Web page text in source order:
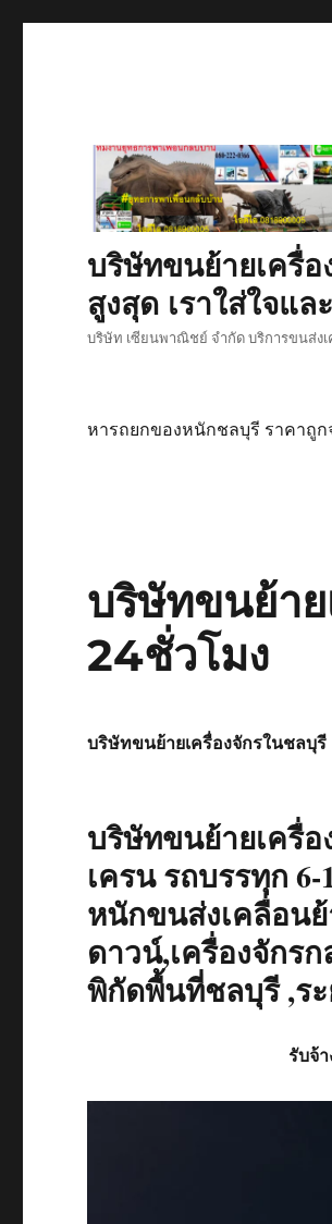
บริษัทขนย้ายเครื่
สูงสุด เราใส่ใจแ
บริษัท เซียนพาณิชย์ จำกัด บริการขนส่งเ
หารถยกของหนักชลบุรี ราคาถู
บริษัทขนย้า
24ชั่วโมง
บริษัทขนย้ายเครื่องจักรในชลบุรี
บริษัทขนย้ายเครื่อ
เครน รถบรรทุก
หนักขนส่งเคลื่อน
ดาวน์,เครื่องจักร
พิกัดพื้นที่ชลบุรี ,ร
รับจ้า